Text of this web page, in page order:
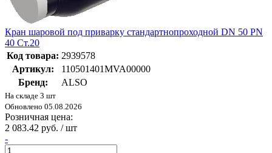
Кран шаровой под приварку стандартнопроходной DN 50 PN
40 Ст.20
Код товара: 2939578
Артикул:
110501401MVA00000
Бренд:
ALSO
На складе 3 шт
Обновлено 05.08.2026
Розничная цена:
2 083.42 руб. / шт
-